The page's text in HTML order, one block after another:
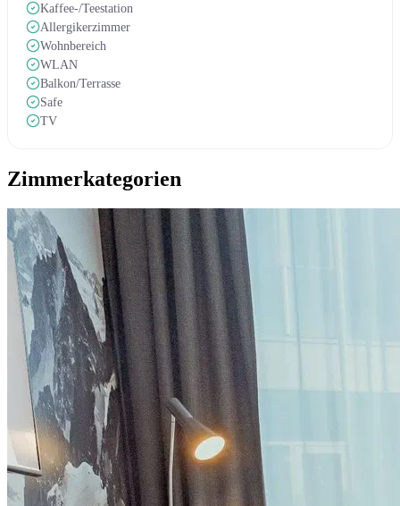
Kaffee-/Teestation
Allergikerzimmer
Wohnbereich
WLAN
Balkon/Terrasse
Safe
TV
Zimmerkategorien